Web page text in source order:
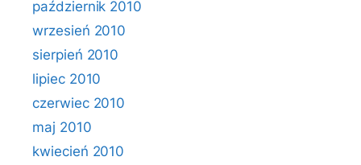
październik 2010
wrzesień 2010
sierpień 2010
lipiec 2010
czerwiec 2010
maj 2010
kwiecień 2010